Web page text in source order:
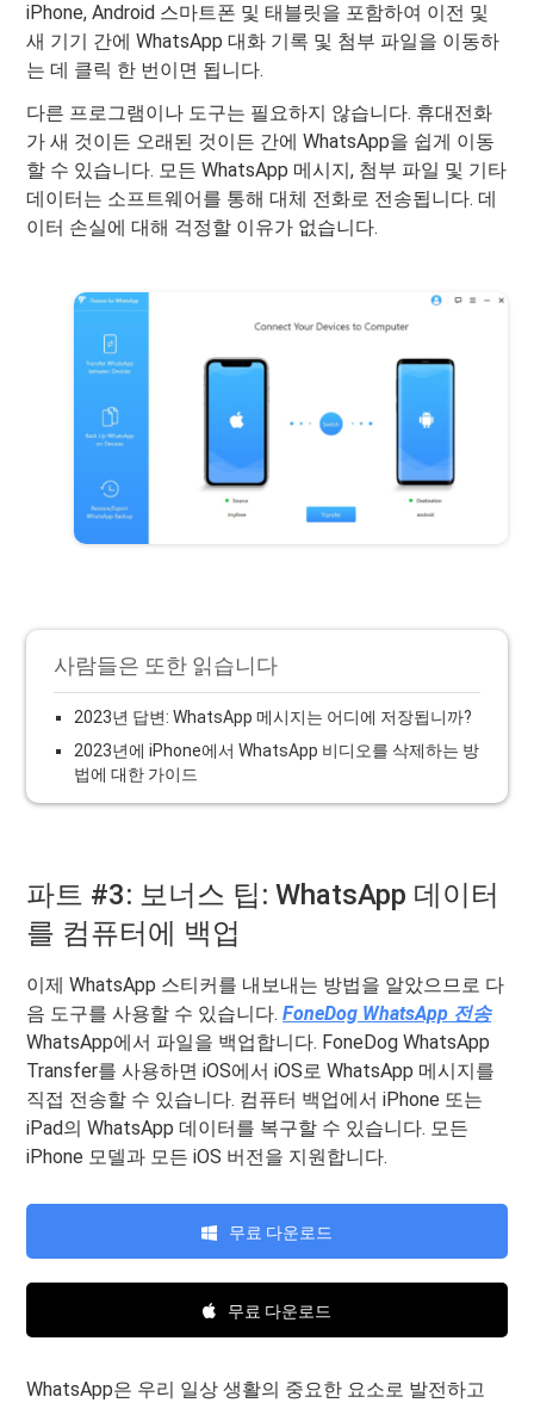
iPhone, Android 스마트폰 및 태블릿을 포함하여 이전 및
새 기기 간에 WhatsApp 대화 기록 및 첨부 파일을 이동하
는 데 클릭 한 번이면 됩니다.
다른 프로그램이나 도구는 필요하지 않습니다. 휴대전화
가 새 것이든 오래된 것이든 간에 WhatsApp을 쉽게 이동
할 수 있습니다. 모든 WhatsApp 메시지, 첨부 파일 및 기타
데이터는 소프트웨어를 통해 대체 전화로 전송됩니다. 데
이터 손실에 대해 걱정할 이유가 없습니다.
사람들은 또한 읽습니다
2023년 답변: WhatsApp 메시지는 어디에 저장됩니까?
2023년에 iPhone에서 WhatsApp 비디오를 삭제하는 방
법에 대한 가이드
파트 #3: 보너스 팁: WhatsApp 데이터
를 컴퓨터에 백업
이제 WhatsApp 스티커를 내보내는 방법을 알았으므로 다
음 도구를 사용할 수 있습니다.FoneDog WhatsApp 전송
WhatsApp에서 파일을 백업합니다. FoneDog WhatsApp
Transfer를 사용하면 iOS에서 iOS로 WhatsApp 메시지를
직접 전송할 수 있습니다. 컴퓨터 백업에서 iPhone 또는
iPad의 WhatsApp 데이터를 복구할 수 있습니다. 모든
iPhone 모델과 모든 iOS 버전을 지원합니다.
무료 다운로드
무료 다운로드
WhatsApp은 우리 일상 생활의 중요한 요소로 발전하고